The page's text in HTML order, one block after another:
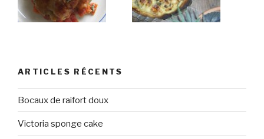
ARTICLES RÉCENTS
Bocaux de raifort doux
Victoria sponge cake